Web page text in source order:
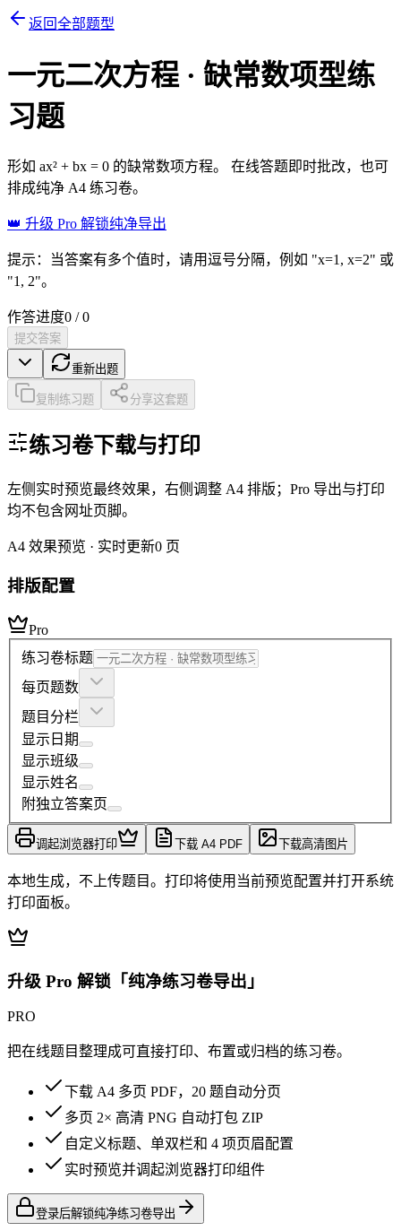
返回全部题型
一元二次方程 · 缺常数项型练
习题
形如 ax² + bx = 0 的缺常数项方程。
在线答题即时批改，也可
排成纯净 A4 练习卷。
👑 升级 Pro 解锁纯净导出
提示：当答案有多个值时，请用逗号分隔，例如 "x=1, x=2" 或
"1, 2"。
作答进度0 /0
提交答案
重新出题
复制练习题 分享这套题
练习卷下载与打印
左侧实时预览最终效果，右侧调整 A4 排版；Pro 导出与打印
均不包含网址页脚。
A4 效果预览 · 实时更新0 页
排版配置
Pro
练习卷标题
每页题数
题目分栏
显示日期
显示班级
显示姓名
附独立答案页
调起浏览器打印 下载 A4 PDF 下载高清图片
本地生成，不上传题目。打印将使用当前预览配置并打开系统
打印面板。
升级 Pro 解锁「纯净练习卷导出」
PRO
把在线题目整理成可直接打印、布置或归档的练习卷。
下载 A4 多页 PDF，20 题自动分页
多页 2× 高清 PNG 自动打包 ZIP
自定义标题、单双栏和 4 项页眉配置
实时预览并调起浏览器打印组件
登录后解锁纯净练习卷导出